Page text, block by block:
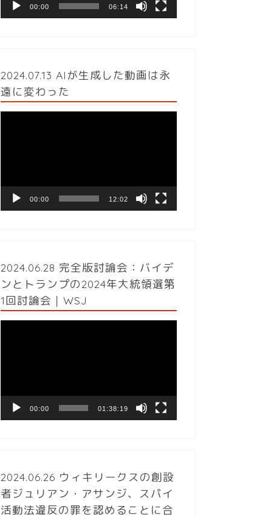
00:00 06:14
2024.07.13 AIが生成した動画は永
遠に変わった
ヤ
00:00 12:02
2024.06.28 完全版討論会：バイデ
ンとトランプの2024年大統領選第
1回討論会｜WSJ
ヤ
00:00 01:38:19
2024.06.26 ウィキリークスの創設
者ジュリアン・アサンジ、スパイ
活動法違反の罪を認めることに合